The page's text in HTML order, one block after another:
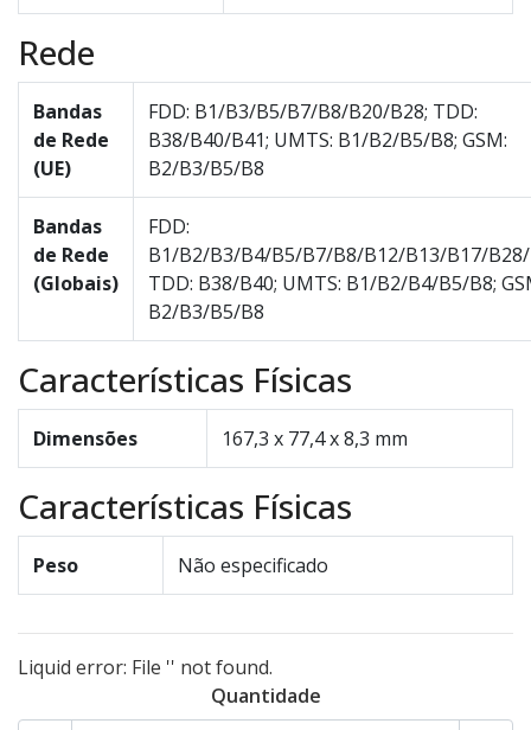
Rede
Bandas
de Rede
(UE)
FDD: B1/B3/B5/B7/B8/B20/B28; TDD:
B38/B40/B41; UMTS: B1/B2/B5/B8; GSM:
B2/B3/B5/B8
Bandas
de Rede
(Globais)
FDD:
B1/B2/B3/B4/B5/B7/B8/B12/B13/B17/
TDD: B38/B40; UMTS: B1/B2/B4/B5/B8;
B2/B3/B5/B8
Características Físicas
Dimensões 167,3 x 77,4 x 8,3 mm
Características Físicas
Peso Não especificado
Liquid error: File '' not found.
Quantidade